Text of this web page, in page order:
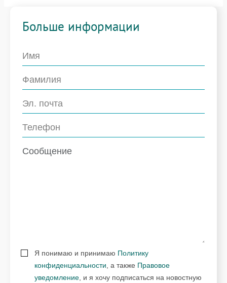
Больше информации
Я понимаю и принимаю Политику
конфиденциальности , а также Правовое
уведомление , и я хочу подписаться на новостную